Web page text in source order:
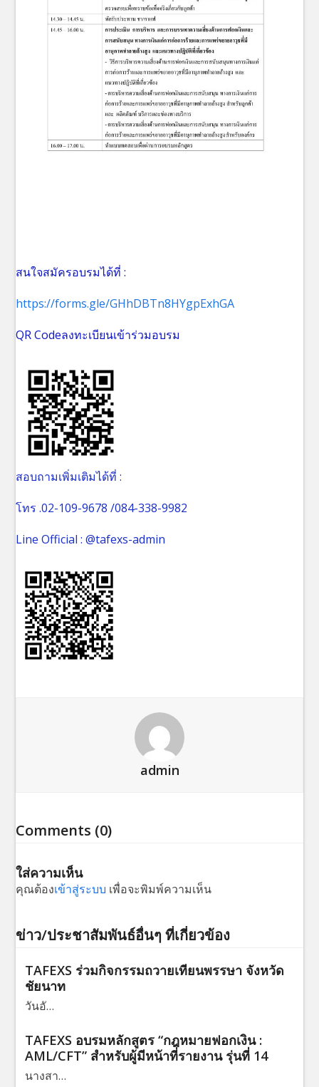
สนใจสมัครอบรมได้ที่ :
https://forms.gle/GHhDBTn8HYgpExhGA
QR Codeลงทะเบียนเข้าร่วมอบรม
สอบถามเพิ่มเติมได้ที่ :
โทร .02-109-9678 /084-338-9982
Line Official : @tafexs-admin
admin
Comments (0)
ใส่ความเห็น
คุณต้องเข้าสู่ระบบ เพื่อจะพิมพ์ความเห็น
ข่าว/ประชาสัมพันธ์อื่นๆ ที่เกี่ยวข้อง
TAFEXS ร่วมกิจกรรมถวายเทียนพรรษา จังหวัด
ชัยนาท
วันอั…
TAFEXS อบรมหลักสูตร “กฎหมายฟอกเงิน :
AML/CFT” สำหรับผู้มีหน้าที่รายงาน รุ่นที่ 14
นางสา…